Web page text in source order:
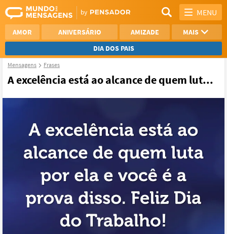
MENU
AMOR ANIVERSÁRIO AMIZADE
MAIS
DIA DOS PAIS
REFLEXÃO
AGRADECIMENTO
Mensagens Frases
A excelência está ao alcance de quem lut...